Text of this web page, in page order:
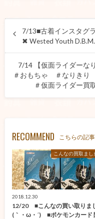
7/13■古着インスタグ
✖︎ Wested Youth
7/14 【仮面ライダーな
＃おもちゃ ＃なりき
＃仮面ライダー
RECOMMEND こちらの記
こんなの買取まし
2018.12.30
12/20 ■こんなの買い取りま
(｀・ω・´)ゞ■ポケモンカード